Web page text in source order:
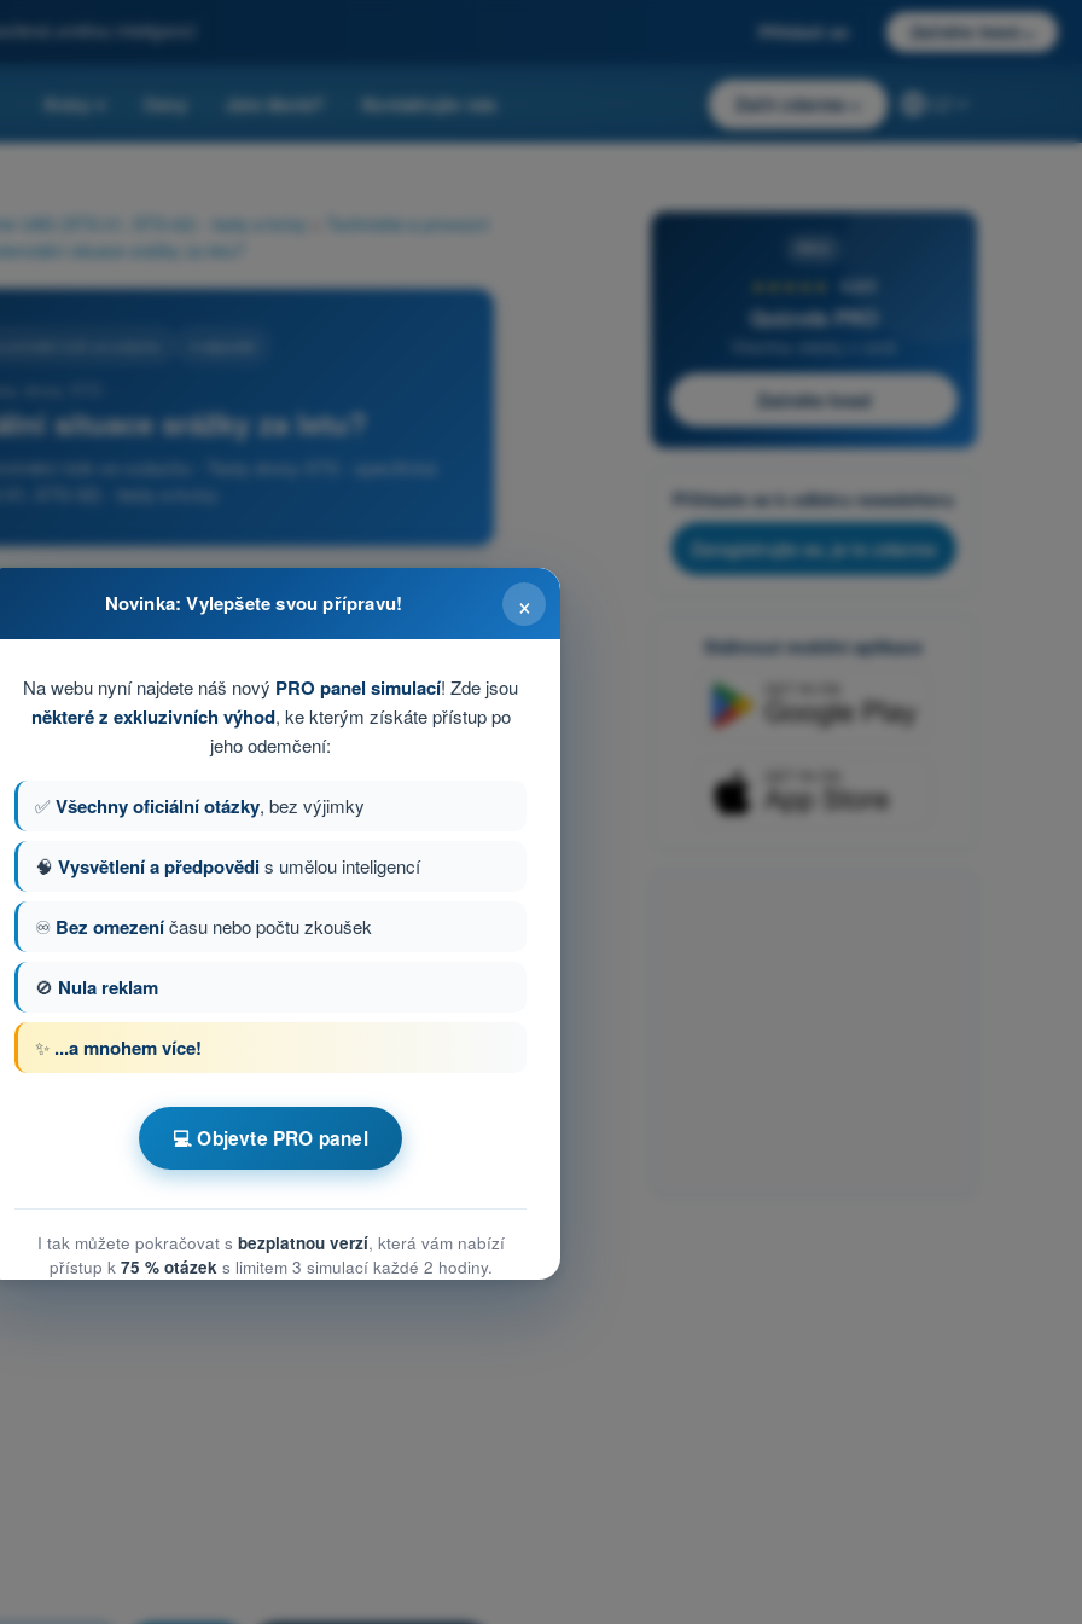
umělou inteligencí Přihlásit se Začněte hned
Kvízy Ceny Jste škola? Kontaktujte nás Začít zdarma
UAS (STS-01, STS-02) - testy a kvízy
Technická a provozní
situace srážky za letu?
situace srážky za letu?
rizik ve vzduchu - Testy drony STS - specifická
01, STS-02) - testy a kvízy
12 z 88
drony STS - specifická kategorie UAS
opatření ke zmírnění rizik ve vzduchu
ke zmírnění rizik ve vzduchu
opatření ke zmírnění rizik ve vzduchu
4,6/5
Quizvds PRO
Začněte hned
Přihlaste se k odběru newsletteru
Zaregistrujte se, je to zdarma
Stáhnout mobilní aplikace
×
Novinka: Vylepšete svou přípravu!
Na webu nyní najdete náš nový PRO panel simulací! Zde jsou
některé z exkluzivních výhod, ke kterým získáte přístup po
jeho odemčení:
✅Všechny oficiální otázky, bez výjimky
🧠 Vysvětlení a předpovědis umělou inteligencí
♾️ Bez omezeníčasu nebo počtu zkoušek
🚫 Nula reklam
✨ ...a mnohem více!
💻 Objevte PRO panel
I tak můžete pokračovat s bezplatnou verzí, která vám nabízí
přístup k 75 % otázek s limitem 3 simulací každé 2 hodiny.